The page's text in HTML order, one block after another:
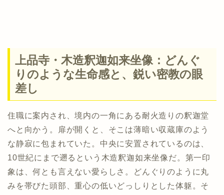
上品寺・木造釈迦如来坐像：どんぐ
りのような生命感と、鋭い密教の眼
差し
住職に案内され、境内の一角にある耐火造りの釈迦堂
へと向かう。扉が開くと、そこは薄暗い収蔵庫のよう
な静寂に包まれていた。中央に安置されているのは、
10世紀にまで遡るという木造釈迦如来坐像だ。第一印
象は、何とも言えない愛らしさ。どんぐりのように丸
みを帯びた頭部、重心の低いどっしりとした体躯。そ